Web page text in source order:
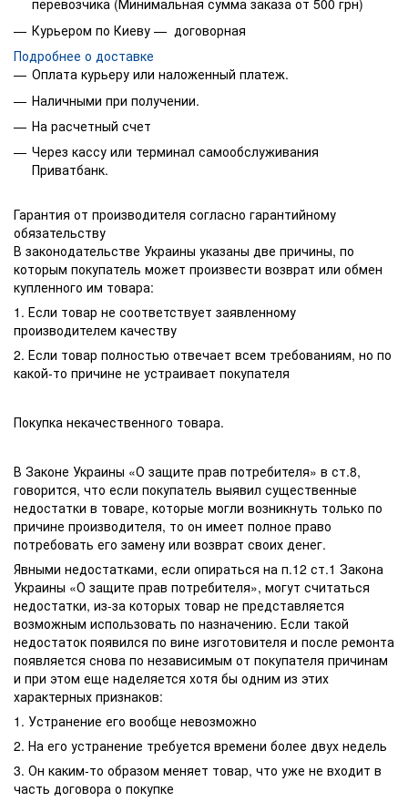
перевозчика (Минимальная сумма заказа от 500 грн)
Курьером по Киеву — договорная
Подробнее о доставке
Оплата курьеру или наложенный платеж.
Наличными при получении.
На расчетный счет
Через кассу или терминал самообслуживания
Приватбанк.
Гарантия от производителя согласно гарантийному
обязательству
В законодательстве Украины указаны две причины, по
которым покупатель может произвести возврат или обмен
купленного им товара:
1. Если товар не соответствует заявленному
производителем качеству
2. Если товар полностью отвечает всем требованиям, но по
какой-то причине не устраивает покупателя
Покупка некачественного товара.
В Законе Украины «О защите прав потребителя» в ст.8,
говорится, что если покупатель выявил существенные
недостатки в товаре, которые могли возникнуть только по
причине производителя, то он имеет полное право
потребовать его замену или возврат своих денег.
Явными недостатками, если опираться на п.12 ст.1 Закона
Украины «О защите прав потребителя», могут считаться
недостатки, из-за которых товар не представляется
возможным использовать по назначению. Если такой
недостаток появился по вине изготовителя и после ремонта
появляется снова по независимым от покупателя причинам
и при этом еще наделяется хотя бы одним из этих
характерных признаков:
1. Устранение его вообще невозможно
2. На его устранение требуется времени более двух недель
3. Он каким-то образом меняет товар, что уже не входит в
часть договора о покупке